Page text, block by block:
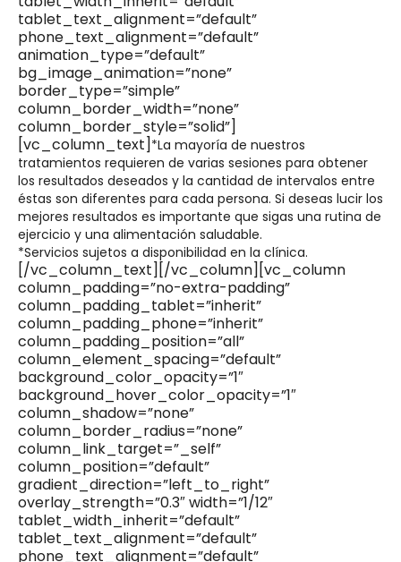
tablet_text_alignment=”default”
phone_text_alignment=”default”
animation_type=”default”
bg_image_animation=”none”
border_type=”simple”
column_border_width=”none”
column_border_style=”solid”]
[vc_column_text] *La mayoría de nuestros
tratamientos requieren de varias sesiones para obtener
los resultados deseados y la cantidad de intervalos entre
éstas son diferentes para cada persona. Si deseas lucir los
mejores resultados es importante que sigas una rutina de
ejercicio y una alimentación saludable.
*Servicios sujetos a disponibilidad en la clínica.
[/vc_column_text][/vc_column][vc_column
column_padding=”no-extra-padding”
column_padding_tablet=”inherit”
column_padding_phone=”inherit”
column_padding_position=”all”
column_element_spacing=”default”
background_color_opacity=”1″
background_hover_color_opacity=”1″
column_shadow=”none”
column_border_radius=”none”
column_link_target=”_self”
column_position=”default”
gradient_direction=”left_to_right”
overlay_strength=”0.3″ width=”1/12″
tablet_width_inherit=”default”
tablet_text_alignment=”default”
phone_text_alignment=”default”